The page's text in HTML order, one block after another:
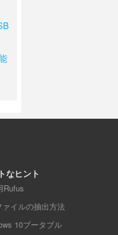
なヒント
Rufus
ァイルの抽出方法
10ブータブル